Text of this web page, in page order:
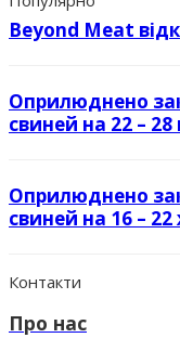
Beyond Meat
Оприлюднено
свиней на 22 – 28
Оприлюднено
свиней на 16 –
Контакти
Про нас